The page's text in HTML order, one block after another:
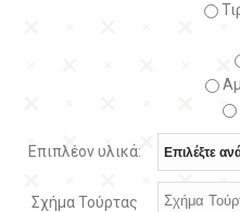
Επιπλέον υλικά:
Σχήμα Τούρτας